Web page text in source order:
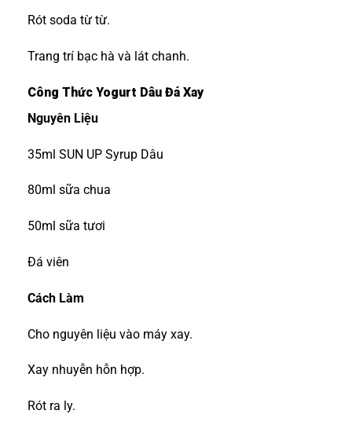
Rót soda từ từ.
Trang trí bạc hà và lát chanh.
Công Thức Yogurt Dâu Đá Xay
Nguyên Liệu
35ml SUN UP Syrup Dâu
80ml sữa chua
50ml sữa tươi
Đá viên
Cách Làm
Cho nguyên liệu vào máy xay.
Xay nhuyễn hỗn hợp.
Rót ra ly.